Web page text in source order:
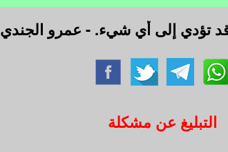
قد تؤدي إلى أي شيء. - عمرو الجندي
التبليغ عن مشكلة